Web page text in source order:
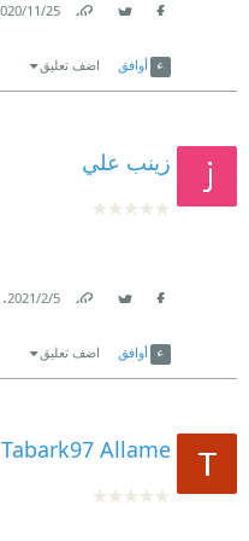
25‏/11‏/2020
أوافق اضف تعليق
زينب علي
5‏/2‏/2021
.
أوافق اضف تعليق
Tabark97 Allame